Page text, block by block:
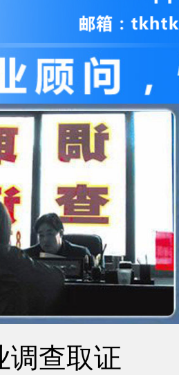
调查取证